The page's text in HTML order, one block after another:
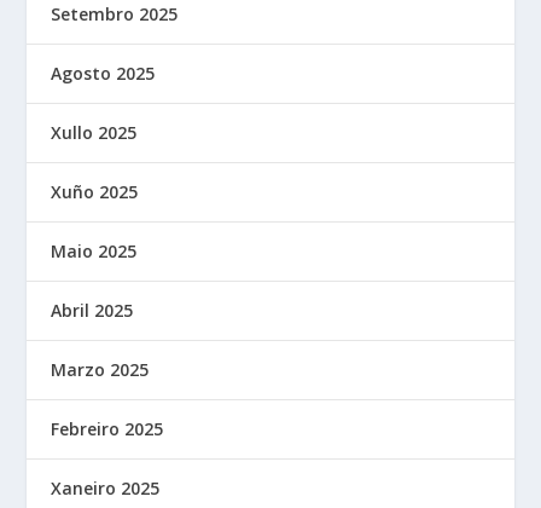
Setembro 2025
Agosto 2025
Xullo 2025
Xuño 2025
Maio 2025
Abril 2025
Marzo 2025
Febreiro 2025
Xaneiro 2025